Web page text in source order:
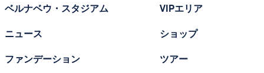
ベルナベウ・スタジアム
ニュース
ファンデーション
VIPエリア
ショップ
ツアー